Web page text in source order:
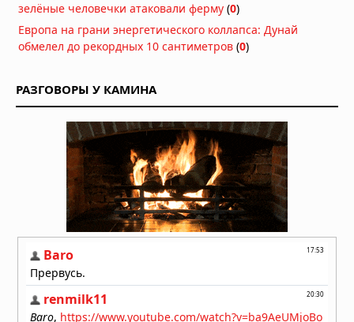
зелёные человечки атаковали ферму (0)
Европа на грани энергетического коллапса: Дунай
обмелел до рекордных 10 сантиметров (0)
РАЗГОВОРЫ У КАМИНА